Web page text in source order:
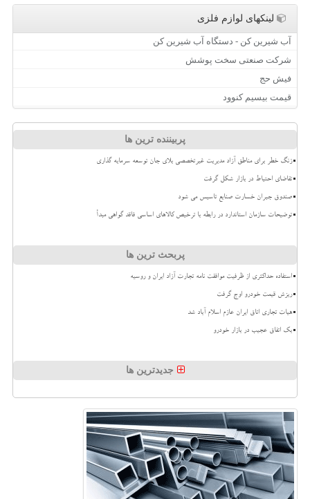
لینکهای لوازم فلزی
آب شیرین کن - دستگاه آب شیرین کن
شرکت صنعتی سخت پوشش
فیش حج
قیمت بیسیم کنوود
پربیننده ترین ها
زنگ خطر برای مناطق آزاد مدیریت غیرتخصصی بلای جان توسعه سرمایه گذاری
تقاضای احتیاط در بازار شکل گرفت
صندوق جبران خسارت صنایع تاسیس می شود
توضیحات سازمان استاندارد در رابطه با ترخیص کالاهای اساسی فاقد گواهی مبدأ
پربحث ترین ها
استفاده حداکثری از ظرفیت موافقت نامه تجارت آزاد ایران و روسیه
ریزش قیمت خودرو اوج گرفت
هیات تجاری اتاق ایران عازم اسلام آباد شد
بک اتفاق عجیب در بازار خودرو
جدیدترین ها